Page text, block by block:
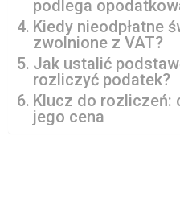
podlega
Kiedy nieodpłatne
zwolnione z VAT?
Jak ustalić
rozliczyć podatek?
Klucz do rozliczeń:
jego cena